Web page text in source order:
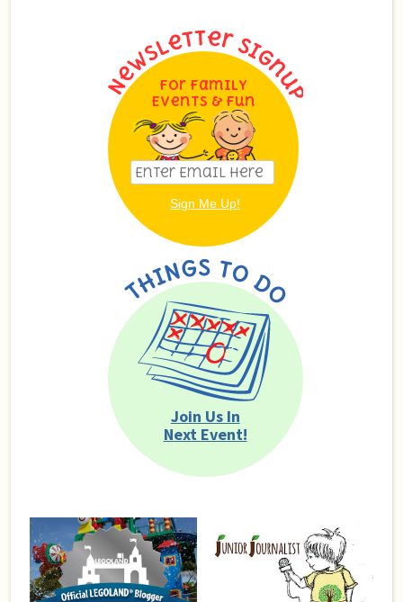
For Family
Events & Fun
Join Us In
Next Event!